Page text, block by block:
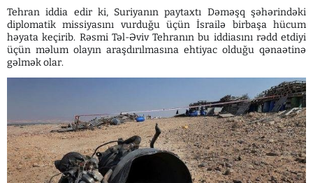
Tehran iddia edir ki, Suriyanın paytaxtı Dəməşq şəhərindəki
diplomatik missiyasını vurduğu üçün İsrailə birbaşa hücum
həyata keçirib. Rəsmi Təl-Əviv Tehranın bu iddiasını rədd etdiyi
üçün məlum olayın araşdırılmasına ehtiyac olduğu qənaətinə
gəlmək olar.